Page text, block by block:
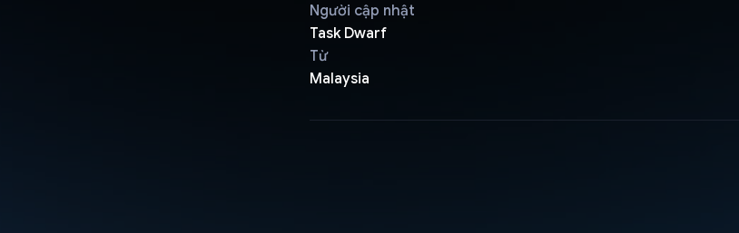
Người cập nhật
Task Dwarf
Từ
Malaysia